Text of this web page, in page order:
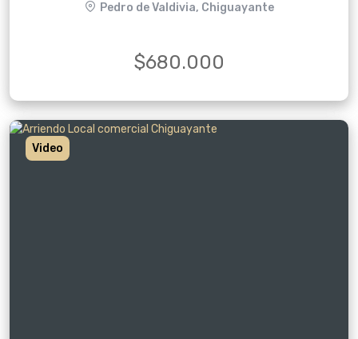
Pedro de Valdivia, Chiguayante
$680.000
Video